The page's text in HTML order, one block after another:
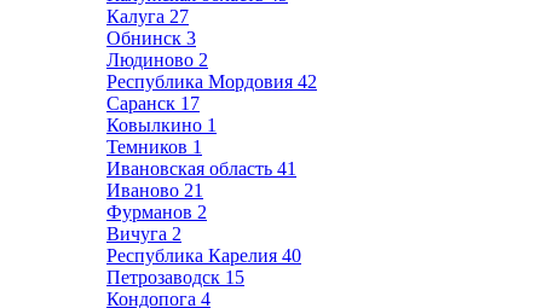
Калуга 27
Обнинск 3
Людиново 2
Республика Мордовия 42
Саранск 17
Ковылкино 1
Темников 1
Ивановская область 41
Иваново 21
Фурманов 2
Вичуга 2
Республика Карелия 40
Петрозаводск 15
Кондопога 4